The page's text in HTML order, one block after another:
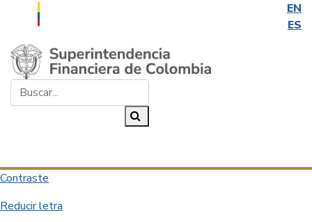
EN
ES
Saltar al contenido principal
Contraste
Reducir letra